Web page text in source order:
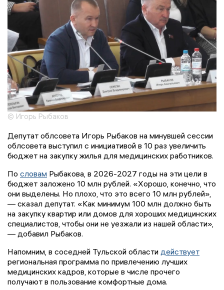
© Игорь Рыбаков
Депутат облсовета Игорь Рыбаков на минувшей сессии
облсовета выступил с инициативой в 10 раз увеличить
бюджет на закупку жилья для медицинских работников.
По словам Рыбакова, в 2026-2027 годы на эти цели в
бюджет заложено 10 млн рублей. «Хорошо, конечно, что
они выделены. Но плохо, что это всего 10 млн рублей»,
— сказал депутат. «Как минимум 100 млн должно быть
на закупку квартир или домов для хороших медицинских
специалистов, чтобы они не уезжали из нашей области»,
— добавил Рыбаков.
Напомним, в соседней Тульской области действует
региональная программа по привлечению лучших
медицинских кадров, которые в числе прочего
получают в пользование комфортные дома.